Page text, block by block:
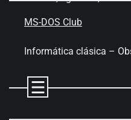
MS-DOS Club
Informática clásica –